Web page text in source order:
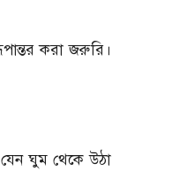
করা জরুরি।
ঘুম থেকে উঠা